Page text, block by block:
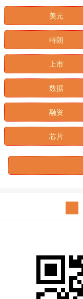
美元
特朗
上市
数据
融资
芯片